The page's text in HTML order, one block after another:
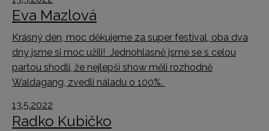
Eva Mazlová
Krásný den, moc děkujeme za super festival, oba dva
dny jsme si moc užili! Jednohlasně jsme se s celou
partou shodli, že nejlepší show měli rozhodně
Waldagang, zvedli náladu o 100%.
13.5.2022
Radko Kubičko